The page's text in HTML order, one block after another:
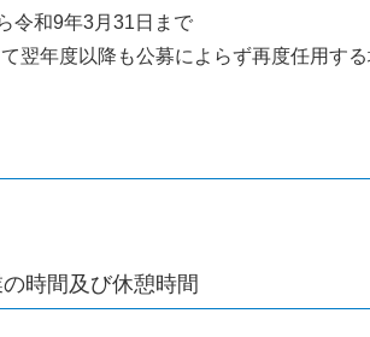
令和9年3月31日まで
翌年度以降も公募によらず再度任用す
時間及び休憩時間